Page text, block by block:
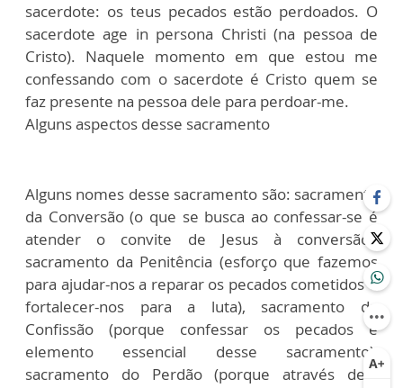
sacerdote: os teus pecados estão perdoados. O
sacerdote age in persona Christi (na pessoa de
Cristo). Naquele momento em que estou me
confessando com o sacerdote é Cristo quem se
faz presente na pessoa dele para perdoar-me.
Alguns aspectos desse sacramento
Alguns nomes desse sacramento são: sacramento
da Conversão (o que se busca ao confessar-se é
atender o convite de Jesus à conversão),
sacramento da Penitência (esforço que fazemos
para ajudar-nos a reparar os pecados cometidos e
fortalecer-nos para a luta), sacramento da
Confissão (porque confessar os pecados é
elemento essencial desse sacramento),
sacramento do Perdão (porque através dele